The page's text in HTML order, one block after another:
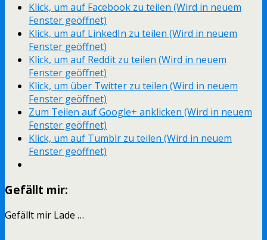
Klick, um auf Facebook zu teilen (Wird in neuem
Fenster geöffnet)
Klick, um auf LinkedIn zu teilen (Wird in neuem
Fenster geöffnet)
Klick, um auf Reddit zu teilen (Wird in neuem
Fenster geöffnet)
Klick, um über Twitter zu teilen (Wird in neuem
Fenster geöffnet)
Zum Teilen auf Google+ anklicken (Wird in neuem
Fenster geöffnet)
Klick, um auf Tumblr zu teilen (Wird in neuem
Fenster geöffnet)
Gefällt mir:
Gefällt mir Lade …